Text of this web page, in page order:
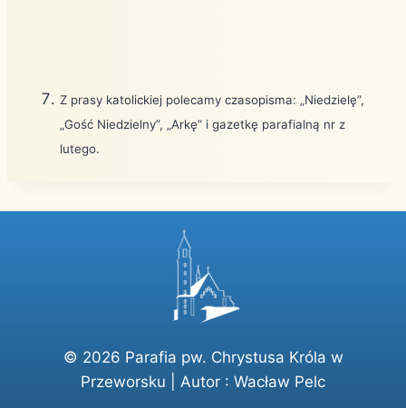
Z prasy katolickiej polecamy czasopisma: „Niedzielę”,
„Gość Niedzielny”, „Arkę” i gazetkę parafialną nr z
lutego.
© 2026 Parafia pw. Chrystusa Króla w
Przeworsku | Autor : Wacław Pelc